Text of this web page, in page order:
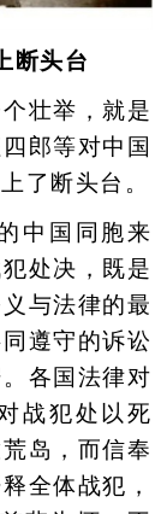
断头台
壮举，就是
郎等对中国
了断头台。
中国同胞来
处决，既是
与法律的最
遵守的诉讼
各国法律对
战犯处以死
岛，而信奉
全体战犯，